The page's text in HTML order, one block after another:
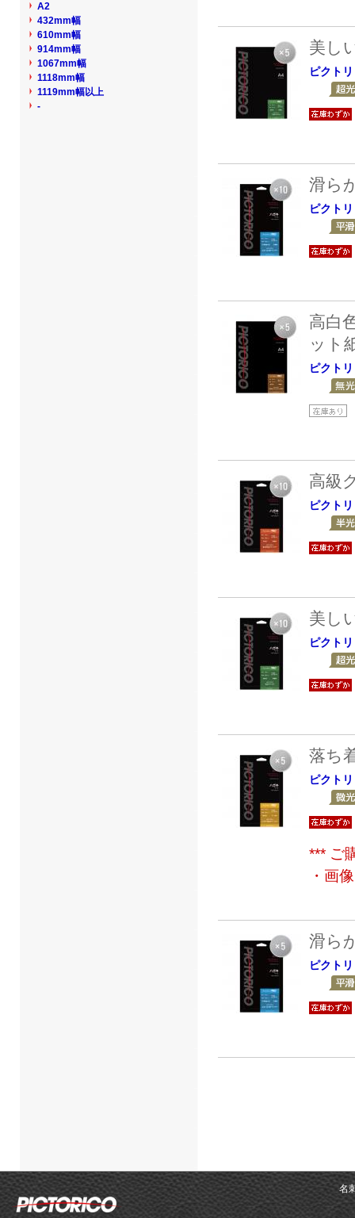
美し
ピクト
滑ら
ピクト
高白
ット
ピクト
高級
ピクト
美し
ピクト
落ち
ピクト
*** ご
・画
滑ら
ピクト
A2
432mm幅
610mm幅
914mm幅
1067mm幅
1118mm幅
1119mm幅以上
-
名